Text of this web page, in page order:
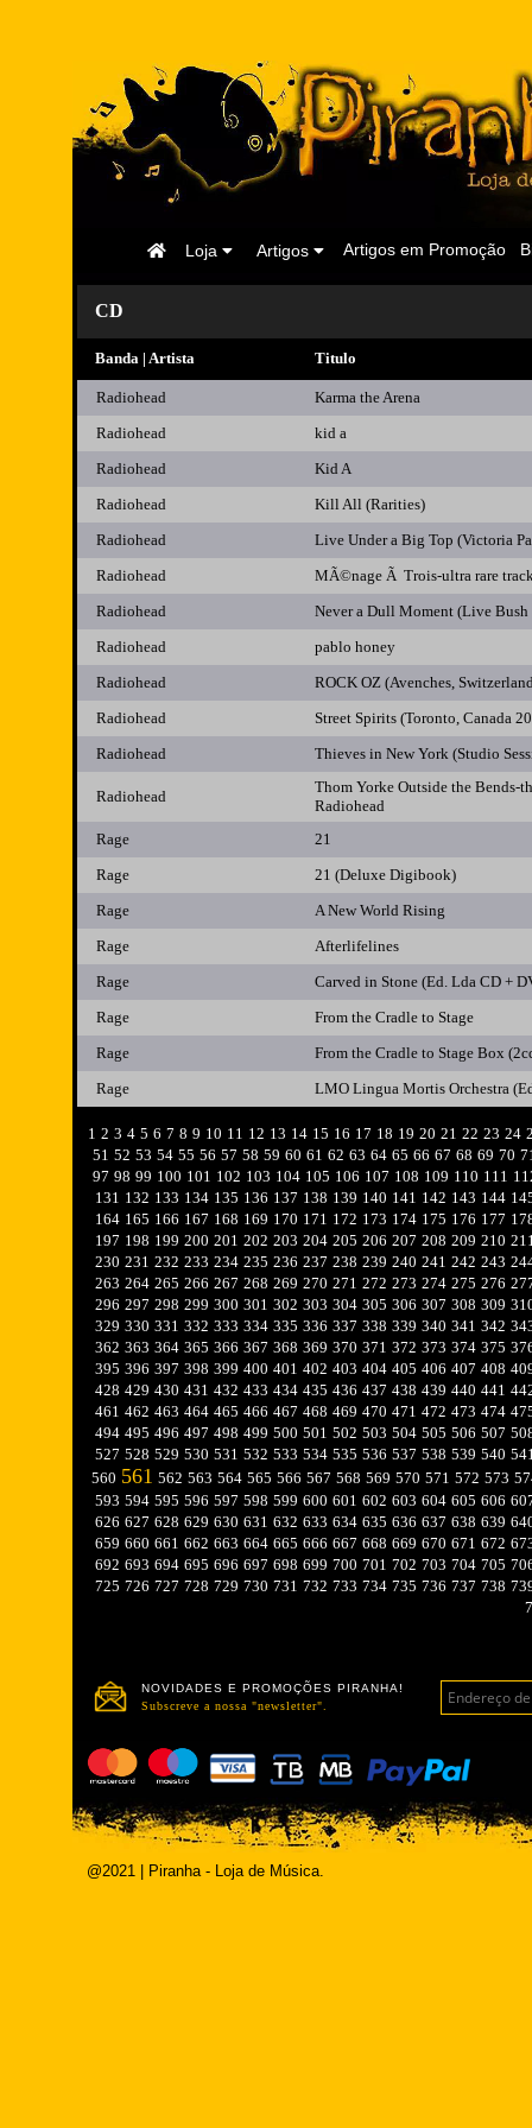
Artigos em Promoção
Artigos
Loja
Página
CD
Banda | Artista Titulo
Radiohead
Karma the Arena
Radiohead
kid a
Radiohead
Kid A
Radiohead
Kill All (Rarities)
Radiohead
Live Under a Big Top (Victoria
Radiohead
MÃ©nage Ã Trois-ultra rare
Radiohead
Never a Dull Moment (Live Bush
Radiohead
pablo honey
Radiohead
ROCK OZ (Avenches,
Radiohead
Street Spirits (Toronto, Canada
Radiohead
Thieves in New York (Studio
Radiohead
Thom Yorke Outside the Bends-
Radiohead
Rage
21
Rage
21 (Deluxe Digibook)
Rage
A New World Rising
Rage
Afterlifelines
Rage
Carved in Stone (Ed. Lda CD +
Rage
From the Cradle to Stage
Rage
From the Cradle to Stage Box
Rage
LMO Lingua Mortis Orchestra
1 2 3 4 5 6 7 8 9 10 11 12 13 14 15 16 17 18 19 20 21 22 23 24
51 52 53 54 55 56 57 58 59 60 61 62 63 64 65 66 67 68 69 70
97 98 99 100 101 102 103 104 105 106 107 108 109 110 111
131 132 133 134 135 136 137 138 139 140 141 142 143 144
164 165 166 167 168 169 170 171 172 173 174 175 176 177
197 198 199 200 201 202 203 204 205 206 207 208 209 210
230 231 232 233 234 235 236 237 238 239 240 241 242 243
263 264 265 266 267 268 269 270 271 272 273 274 275 276
296 297 298 299 300 301 302 303 304 305 306 307 308 309
329 330 331 332 333 334 335 336 337 338 339 340 341 342
362 363 364 365 366 367 368 369 370 371 372 373 374 375
395 396 397 398 399 400 401 402 403 404 405 406 407 408
428 429 430 431 432 433 434 435 436 437 438 439 440 441
461 462 463 464 465 466 467 468 469 470 471 472 473 474
494 495 496 497 498 499 500 501 502 503 504 505 506 507
527 528 529 530 531 532 533 534 535 536 537 538 539 540
560 561 562 563 564 565 566 567 568 569 570 571 572 573
593 594 595 596 597 598 599 600 601 602 603 604 605 606
626 627 628 629 630 631 632 633 634 635 636 637 638 639
659 660 661 662 663 664 665 666 667 668 669 670 671 672
692 693 694 695 696 697 698 699 700 701 702 703 704 705
725 726 727 728 729 730 731 732 733 734 735 736 737 738
NOVIDADES E PROMOÇÕES PIRANHA!
Subscreve a nossa "newsletter".
@2021 | Piranha - Loja de Música.